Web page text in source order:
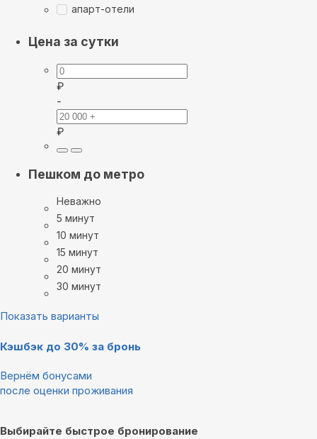
апарт-отели
Цена за сутки
₽
-
₽
Пешком до метро
Неважно
5 минут
10 минут
15 минут
20 минут
30 минут
Показать варианты
Кэшбэк до 30% за бронь
Вернём бонусами
после оценки проживания
Выбирайте быстрое бронирование